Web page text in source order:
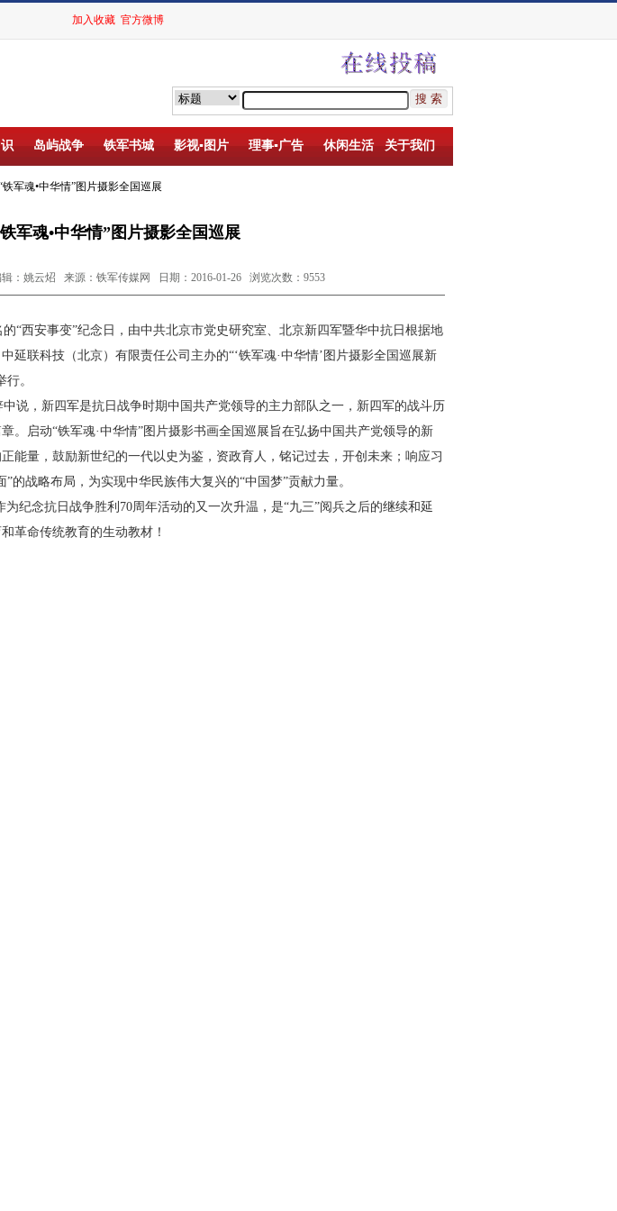
加入收藏 官方微博
岛屿战争 铁军书城 影视▪图片 理事▪广告 休闲生活 关于我们
铁军魂•中华情”图片摄影全国巡展
军魂•中华情”图片摄影全国巡展
：姚云炤 来源：铁军传媒网 日期：2016-01-26 浏览次数：9553
的“西安事变”纪念日，由中共北京市党史研究室、北京新四军暨华中抗日根据地
延联科技（北京）有限责任公司主办的“‘铁军魂·中华情’图片摄影全国巡展新
。
说，新四军是抗日战争时期中国共产党领导的主力部队之一，新四军的战斗历
。启动“铁军魂·中华情”图片摄影书画全国巡展旨在弘扬中国共产党领导的新
能量，鼓励新世纪的一代以史为鉴，资政育人，铭记过去，开创未来；响应习
的战略布局，为实现中华民族伟大复兴的“中国梦”贡献力量。
纪念抗日战争胜利 70周年活动的又一次升温，是“九三”阅兵之后的继续和延
革命传统教育的生动教材！